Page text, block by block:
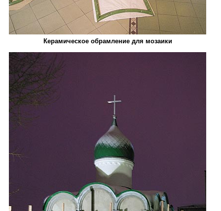
Керамическое обрамление для мозаики